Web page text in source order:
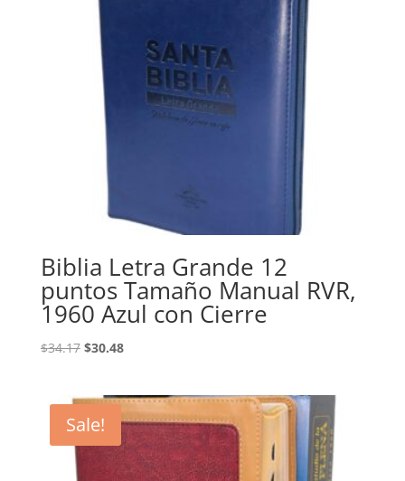
Biblia Letra Grande 12
puntos Tamaño Manual RVR,
1960 Azul con Cierre
$34.17 Original
$34.17.
$30.48Current
$30.48.
Sale!